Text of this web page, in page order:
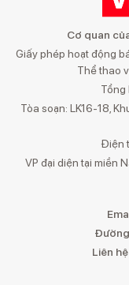
Cơ quan
Giấy phép hoạt động
Thể thao
Tổng
Tòa soạn: LK16-18,
Điện
VP đại diện tại miền
Liên